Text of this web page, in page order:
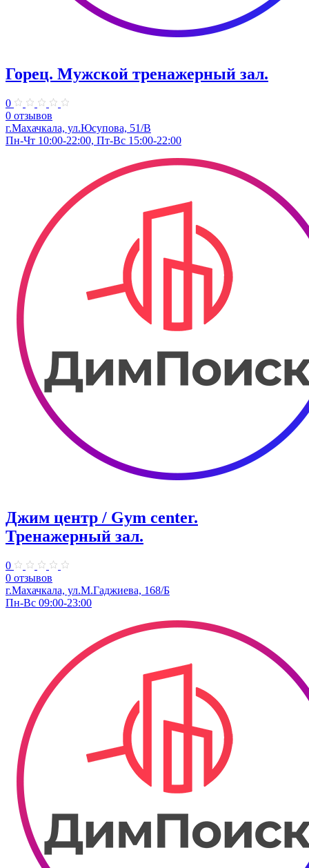
Горец. Мужской тренажерный зал.
0
0 отзывов
г.Махачкала, ул.​Юсупова, 51/В
Пн-Чт 10:00-22:00, Пт-Вс 15:00-22:00
Джим центр / Gym center.
Тренажерный зал.
0
0 отзывов
г.Махачкала, ул.​М.Гаджиева, 168/Б
Пн-Вс 09:00-23:00